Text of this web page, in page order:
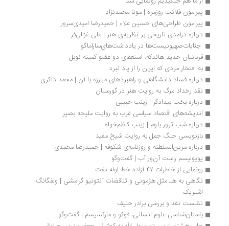
پیرامون فلاکت روزمره | مونا محمدنژاد
پیرامون طراحی‌های حسین علاء | حمیدرضا امیدی‌سرور
درباره درآمدی تاریخی بر نظریه‌ی هنر | علی غزالی‌فر
جنایات‌صهیونیست‌ها در یادداشت‌های‌ساراماگو
قربانیان جدید هاندکه: استعفای دو عضو کمیته نوبل
به افتخار مردی که ایران را از یاد نبرد
درباره فساد دانشگاهی و راهبردهای مبارزه با آن | محمد ذاکری
نقد رخداد مرگ به روایت هنر در گورستان
درباره بخت بیدادگر | زینب حبیبی
اندیشه‌های اقتصاد سیاسی غرب به روایت ملیحه بصیر
درباره شب ترور بلوم | زینب کاظم‌خواه
بازنویسی جنگ جمل به روایت شیخ مفید
درباره مزین‌السلطنه و روزنامه‌ی شکوفه | حمیدرضا محمدی
پوپولیسم راست‌ آن‌ور آب | گفت‌وگو
رونمایی از خاطرات ۴۷ آزاده خط لوله نفت
نگاهی به هـ مثل هژمونی و تناقضات آنتونیو گرامشی | ولفگانگ
نشست نقد و بررسی برادر حنیف
باستان‌شناسی علوم انسانی، فوکو و مارکسیسم | گفت‌وگو